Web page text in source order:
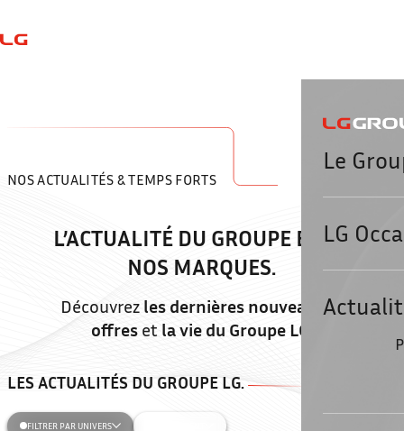
Le
LG
NOS ACTUALITÉS & TEMPS FORTS
L’ACTUALITÉ DU GROUPE ET DE
NOS MARQUES.
Découvrez les dernières nouveautés,
offreset la vie du Groupe LG
LES ACTUALITÉS DU GROUPE LG.
FILTRER PAR UNIVERS